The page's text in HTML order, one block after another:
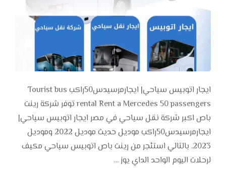
ايجار اتوبيس سياحي| ايجارمرسيدس50راكب Tourist bus
rental Rent a Mercedes 50 passengers توفر شركة رينت
باص اكبر شركة نقل سياحي في مصر ايجار اتوبيس سياحي|
ايجارمرسيدس50راكب موديل حديث موديل 2022 وموديل
2023. بالتالي استئجر من رينت باص اتوبيس سياحي مكيف
لرحلات اليوم الواحد الداي يوز …